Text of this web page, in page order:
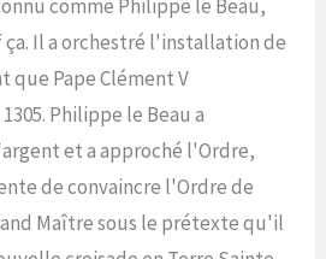
comme Philippe le Beau,
Il a orchestré l'installation de
que Pape Clément V
Philippe le Beau a
et a approché l'Ordre,
de convaincre l'Ordre de
Maître sous le prétexte qu'il